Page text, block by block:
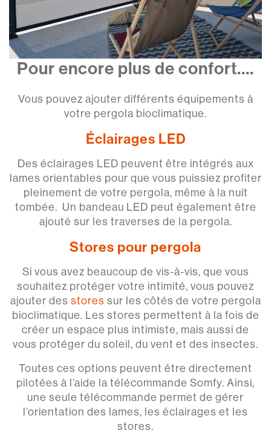
Pour encore plus de confort….
Vous pouvez ajouter différents équipements à
votre pergola bioclimatique.
Éclairages LED
Des éclairages LED peuvent être intégrés aux
lames orientables pour que vous puissiez profiter
pleinement de votre pergola, même à la nuit
tombée. Un bandeau LED peut également être
ajouté sur les traverses de la pergola.
Stores pour pergola
Si vous avez beaucoup de vis-à-vis, que vous
souhaitez protéger votre intimité, vous pouvez
ajouter des stores sur les côtés de votre pergola
bioclimatique. Les stores permettent à la fois de
créer un espace plus intimiste, mais aussi de
vous protéger du soleil, du vent et des insectes.
Toutes ces options peuvent être directement
pilotées à l’aide la télécommande Somfy. Ainsi,
une seule télécommande permet de gérer
l’orientation des lames, les éclairages et les
stores.